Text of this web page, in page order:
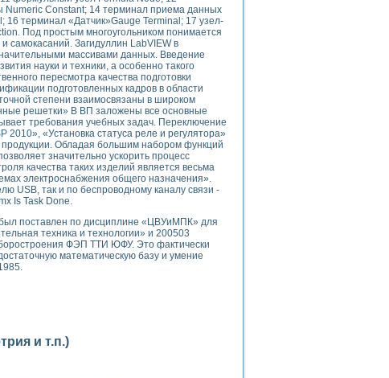
самоорганизованная критичность
с применением технологии виртуальных приборов
биореакторе
на основе акустической эмиссии и лазерной интерферометрии
приборов
Numeric Constant; 14 терминал приема данных
терминал «Датчик»Gauge Terminal; 17 узел-
Под простым многоугольником понимается
самокасаний. Загидуллин LabVIEW в
массивами данных. Введение
науки и техники, а особенно такого
пересмотра качества подготовки
подготовленных кадров в области
степени взаимосвязаны в широком
решетки» В ВП заложены все основные
требования учебных задач. Переключение
«Установка статуса реле и регулятора»
Обладая большим набором функций
значительно ускорить процесс
качества таких изделий является весьма
электроснабжения общего назначения».
USB, так и по беспроводному каналу связи -
Is Task Done.
поставлен по дисциплине «ЦВУиМПК» для
техника и технологии» и 200503
ФЭП ТТИ ЮФУ. Это фактически
математическую базу и умение
и т.п.)